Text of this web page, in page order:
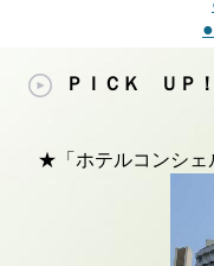
ＰＩＣＫ ＵＰ！
★「ホテルコンシェ